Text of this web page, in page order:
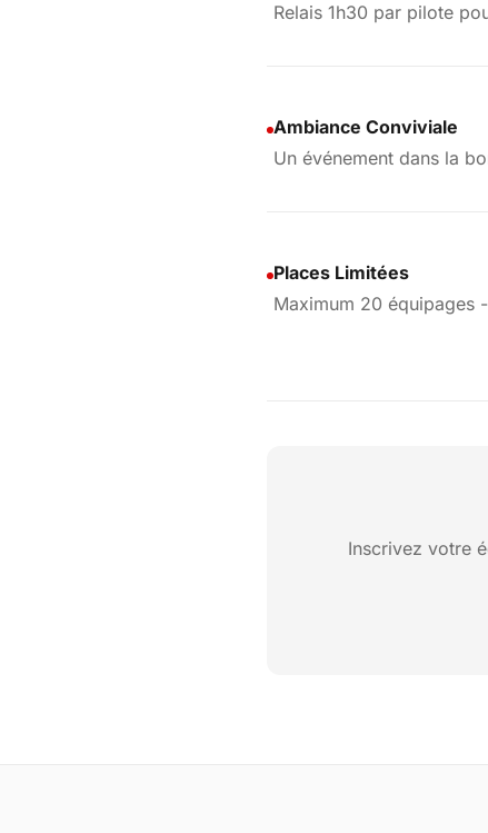
Relais 1h30 par pilote
Ambiance Conviviale
Un événement dans la
Places Limitées
Maximum 20 équipages
Inscrivez votre